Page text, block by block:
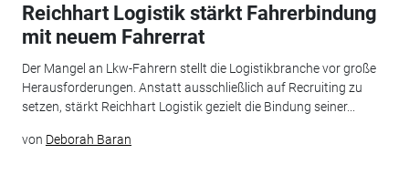
Reichhart Logistik stärkt Fahrerbindung
mit neuem Fahrerrat
Der Mangel an Lkw-Fahrern stellt die Logistikbranche vor große
Herausforderungen. Anstatt ausschließlich auf Recruiting zu
setzen, stärkt Reichhart Logistik gezielt die Bindung seiner...
von Deborah Baran